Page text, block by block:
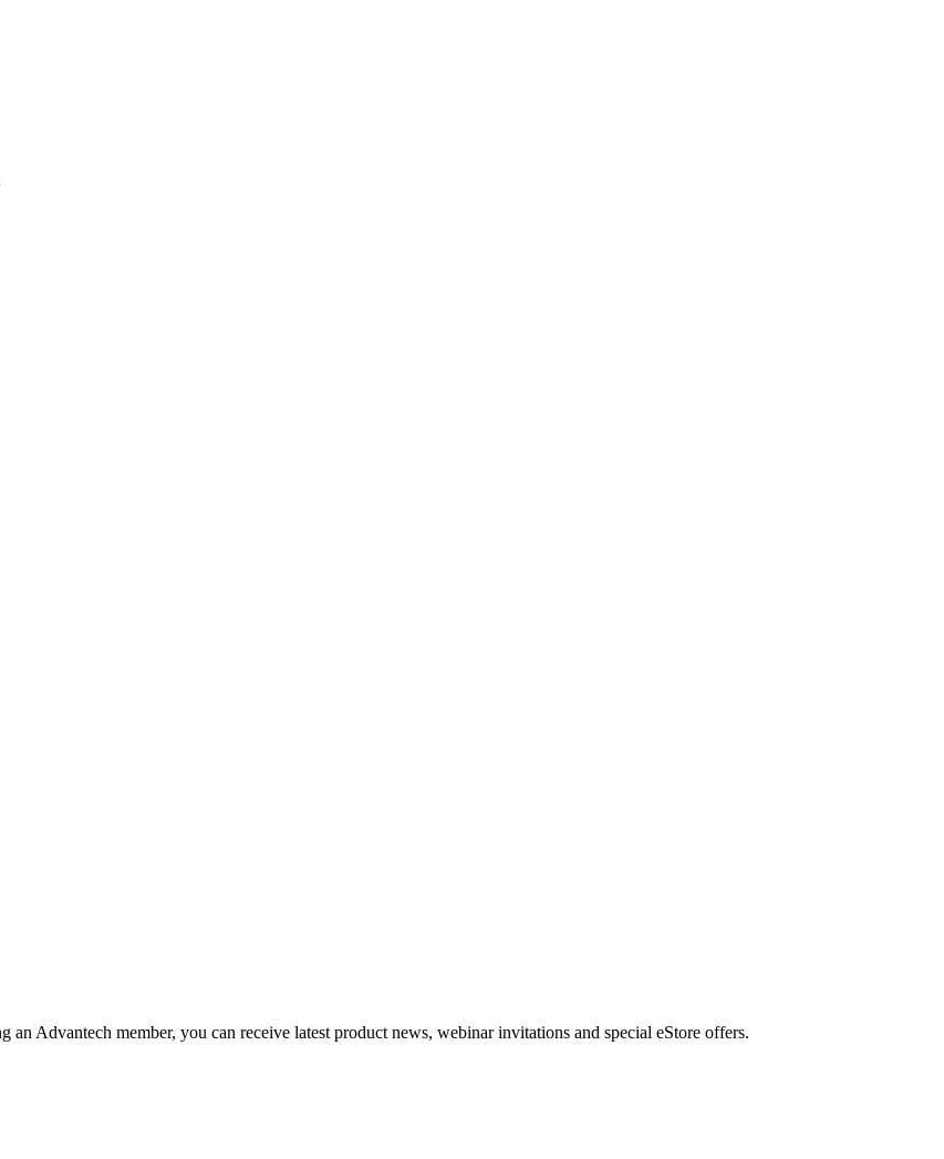
Advantech member, you can receive latest product news, webinar invitations and special eStore offers.